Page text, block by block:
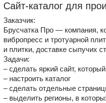
Сайт-каталог для
Заказчик:
Брусчатка Про — компания,
вибропресс и тротуарной
и плитки, доставке сыпучих
Задачи:
– сделать яркий сайт,
– настроить каталог
– сделать отдельные
– выделить регионы, в